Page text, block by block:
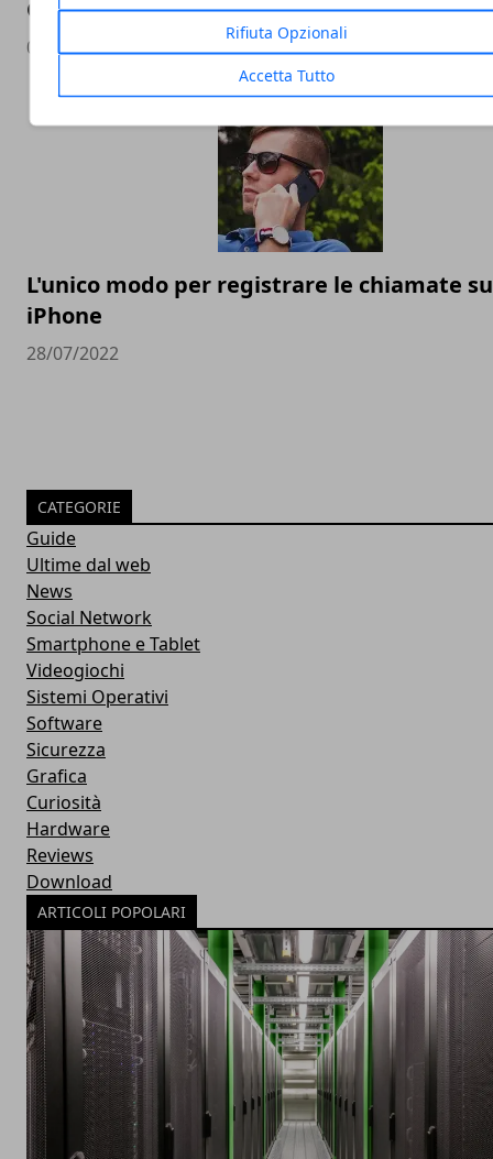
Rifiuta Opzionali
Accetta Tutto
Quali sono gli smartphone più veloci al
05/08/2022
L'unico modo per registrare le chiamate su
iPhone
28/07/2022
CATEGORIE
Guide
Ultime dal web
News
Social Network
Smartphone e Tablet
Videogiochi
Sistemi Operativi
Software
Sicurezza
Grafica
Curiosità
Hardware
Reviews
Download
ARTICOLI POPOLARI